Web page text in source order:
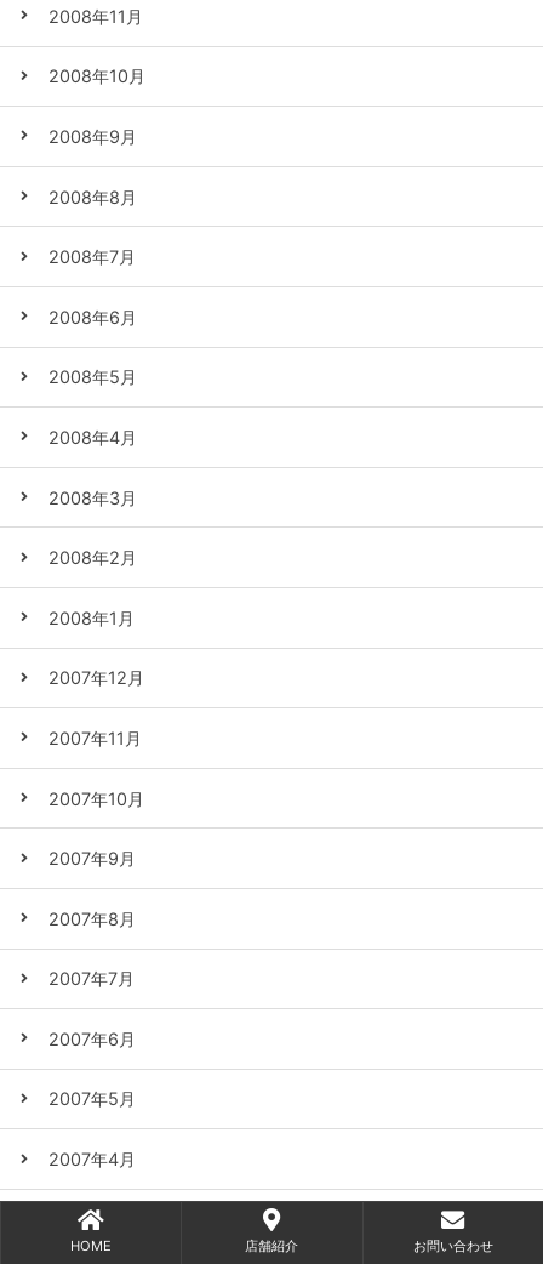
2008年11月
2008年10月
2008年9月
2008年8月
2008年7月
2008年6月
2008年5月
2008年4月
2008年3月
2008年2月
2008年1月
2007年12月
2007年11月
2007年10月
2007年9月
2007年8月
2007年7月
2007年6月
2007年5月
2007年4月
2007年3月
HOME 店舗紹介 お問い合わせ